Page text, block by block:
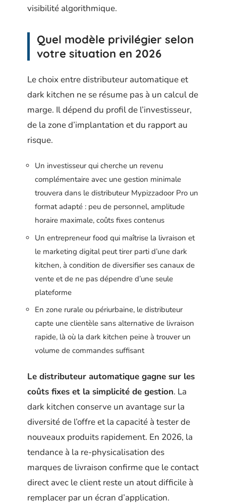
visibilité algorithmique.
Quel modèle privilégier selon
votre situation en 2026
Le choix entre distributeur automatique et
dark kitchen ne se résume pas à un calcul de
marge. Il dépend du profil de l’investisseur,
de la zone d’implantation et du rapport au
risque.
Un investisseur qui cherche un revenu
complémentaire avec une gestion minimale
trouvera dans le distributeur Mypizzadoor Pro un
format adapté : peu de personnel, amplitude
horaire maximale, coûts fixes contenus
Un entrepreneur food qui maîtrise la livraison et
le marketing digital peut tirer parti d’une dark
kitchen, à condition de diversifier ses canaux de
vente et de ne pas dépendre d’une seule
plateforme
En zone rurale ou périurbaine, le distributeur
capte une clientèle sans alternative de livraison
rapide, là où la dark kitchen peine à trouver un
volume de commandes suffisant
Le distributeur automatique gagne sur les
coûts fixes et la simplicité de gestion. La
dark kitchen conserve un avantage sur la
diversité de l’offre et la capacité à tester de
nouveaux produits rapidement. En 2026, la
tendance à la re-physicalisation des
marques de livraison confirme que le contact
direct avec le client reste un atout difficile à
remplacer par un écran d’application.